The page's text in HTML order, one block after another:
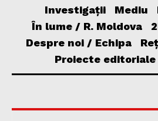
Investigații
Mediu
În lume / R. Moldova
Despre noi / Echipa
Proiecte editoriale